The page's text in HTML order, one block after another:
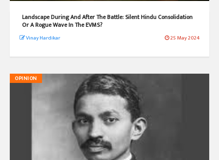
Landscape During And After The Battle: Silent Hindu Consolidation
Or A Rogue Wave In The EVMS?
Vinay Hardikar 25 May 2024
OPINION